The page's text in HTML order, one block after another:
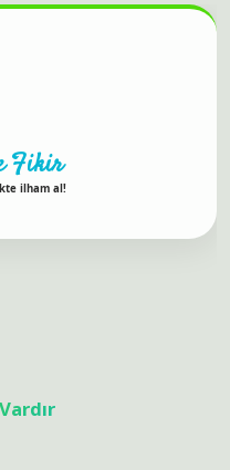
Fikir
ilham al!